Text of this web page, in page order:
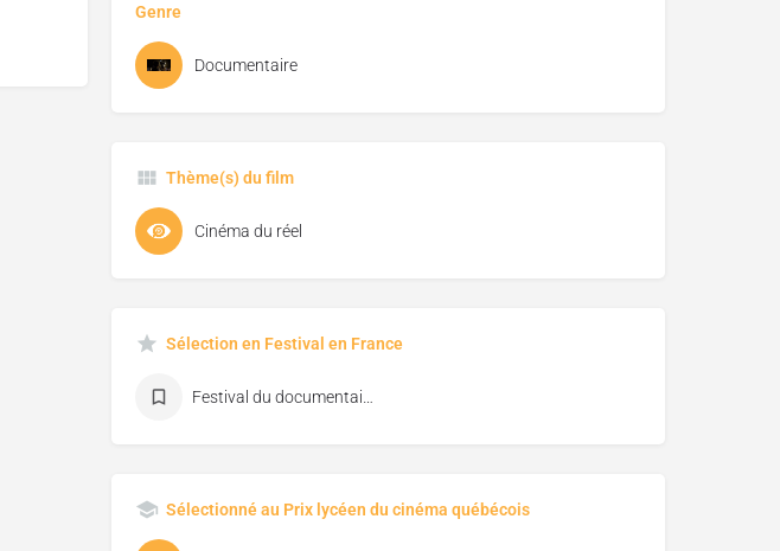
Genre
Documentaire
Thème(s) du film
Cinéma du réel
Sélection en Festival en France
Sélectionné au Prix lycéen du cinéma québécois